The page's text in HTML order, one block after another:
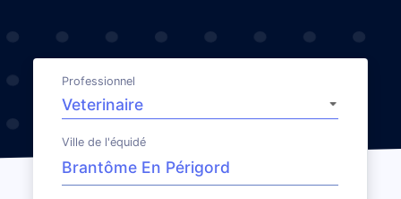
Professionnel
Ville de l'équidé